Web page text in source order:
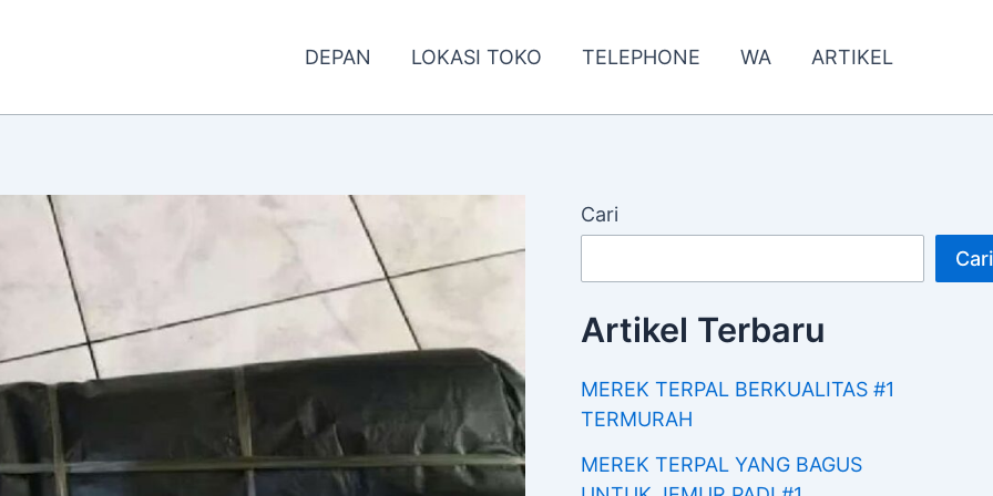
DEPAN LOKASI TOKO TELEPHONE WA ARTIKEL
Cari
Cari
Artikel Terbaru
MEREK TERPAL BERKUALITAS #1
TERMURAH
MEREK TERPAL YANG BAGUS